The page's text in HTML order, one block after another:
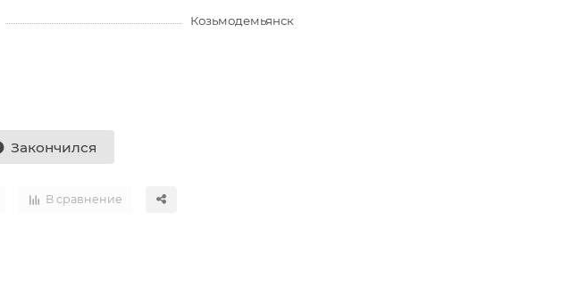
Козьмодемьянск
Закончился
В сравнение